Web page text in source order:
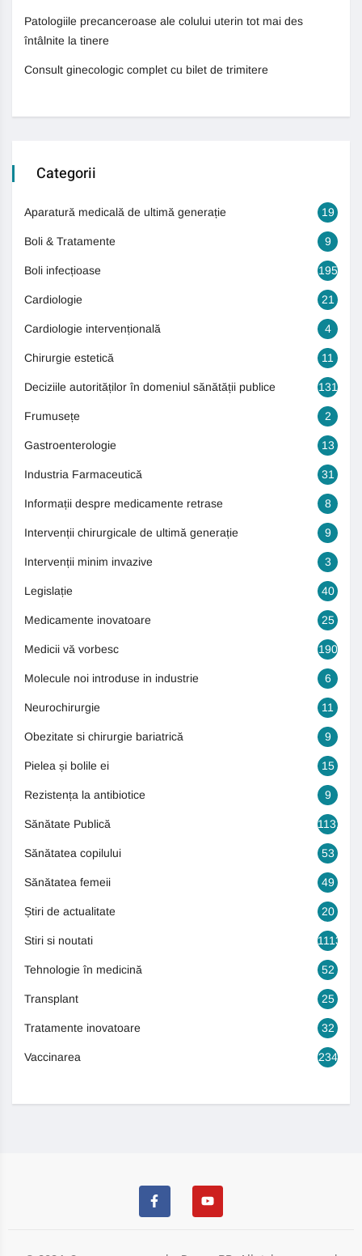
Patologiile precanceroase ale colului uterin tot mai des
întâlnite la tinere
Consult ginecologic complet cu bilet de trimitere
Categorii
Aparatură medicală de ultimă generație 19
Boli & Tratamente 9
Boli infecțioase 195
Cardiologie 21
Cardiologie intervențională 4
Chirurgie estetică 11
Deciziile autorităților în domeniul sănătății publice 131
Frumusețe 2
Gastroenterologie 13
Industria Farmaceutică 31
Informații despre medicamente retrase 8
Intervenții chirurgicale de ultimă generație 9
Intervenții minim invazive 3
Legislație 40
Medicamente inovatoare 25
Medicii vă vorbesc 190
Molecule noi introduse in industrie 6
Neurochirurgie 11
Obezitate si chirurgie bariatrică 9
Pielea și bolile ei 15
Rezistența la antibiotice 9
Sănătate Publică 1131
Sănătatea copilului 53
Sănătatea femeii 49
Știri de actualitate 20
Stiri si noutati 1113
Tehnologie în medicină 52
Transplant 25
Tratamente inovatoare 32
Vaccinarea 234